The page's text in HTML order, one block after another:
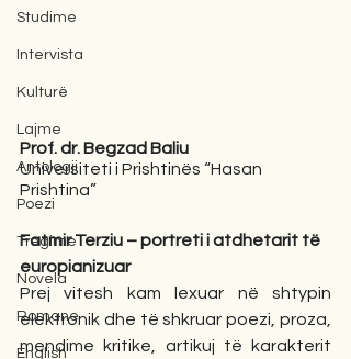
Studime
Intervista
Kulturë
Lajme
Antologji
Poezi
Tregime
Novela
Romane
English
Prof. dr. Begzad Baliu
Universiteti i Prishtinës “Hasan
Prishtina”
Fatmir Terziu – portreti i atdhetarit të
europianizuar
Prej vitesh kam lexuar në shtypin
elektronik dhe të shkruar poezi, proza,
mendime kritike, artikuj të karakterit